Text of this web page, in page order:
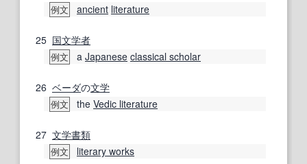
例文 ancient literature
25 国文学者
例文 a Japanese classical scholar
26 ベーダの文学
例文 the Vedic literature
27 文学書類
例文 literary works